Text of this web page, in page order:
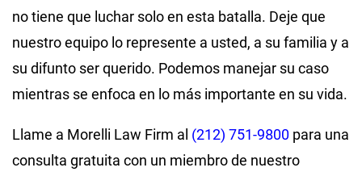
no tiene que luchar solo en esta batalla. Deje que
nuestro equipo lo represente a usted, a su familia y a
su difunto ser querido. Podemos manejar su caso
mientras se enfoca en lo más importante en su vida.
Llame a Morelli Law Firm al (212) 751-9800 para una
consulta gratuita con un miembro de nuestro